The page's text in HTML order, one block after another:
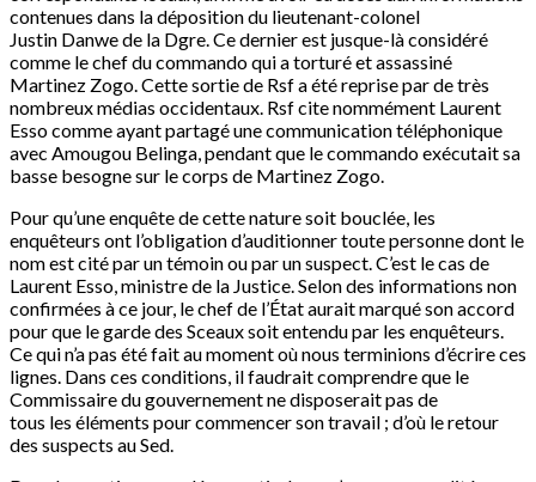
contenues dans la déposition du lieutenant-colonel
Justin Danwe de la Dgre. Ce dernier est jusque-là considéré
comme le chef du commando qui a torturé et assassiné
Martinez Zogo. Cette sortie de Rsf a été reprise par de très
nombreux médias occidentaux. Rsf cite nommément Laurent
Esso comme ayant partagé une communication téléphonique
avec Amougou Belinga, pendant que le commando exécutait sa
basse besogne sur le corps de Martinez Zogo.
Pour qu’une enquête de cette nature soit bouclée, les
enquêteurs ont l’obligation d’auditionner toute personne dont le
nom est cité par un témoin ou par un suspect. C’est le cas de
Laurent Esso, ministre de la Justice. Selon des informations non
confirmées à ce jour, le chef de l’État aurait marqué son accord
pour que le garde des Sceaux soit entendu par les enquêteurs.
Ce qui n’a pas été fait au moment où nous terminions d’écrire ces
lignes. Dans ces conditions, il faudrait comprendre que le
Commissaire du gouvernement ne disposerait pas de
tous les éléments pour commencer son travail ; d’où le retour
des suspects au Sed.